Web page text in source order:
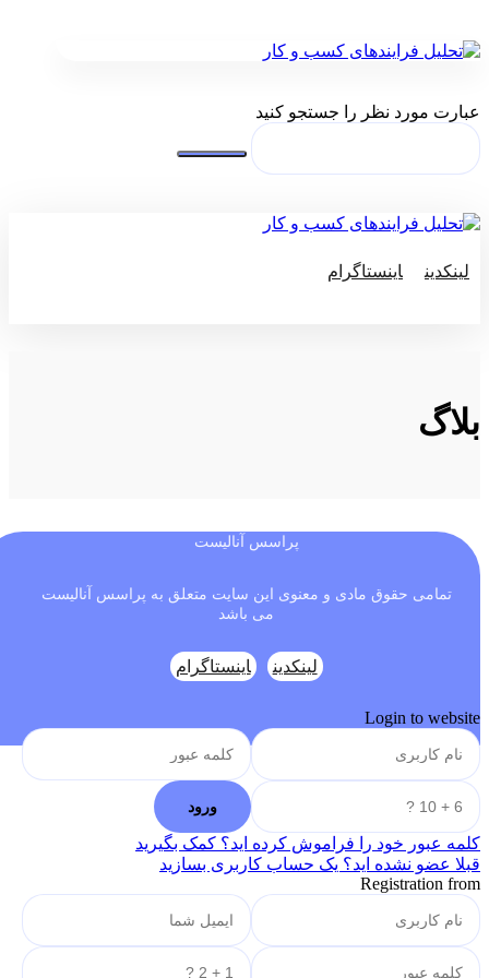
عبارت مورد نظر را جستجو کنید
لینکدین
اینستاگرام
بلاگ
پراسس آنالیست
تمامی حقوق مادی و معنوی این سایت متعلق به پراسس آنالیست
می باشد
لینکدین اینستاگرام
Login to website
کلمه عبور خود را فراموش کرده اید؟ کمک بگیرید
قبلا عضو نشده اید؟ یک حساب کاربری بسازید
Registration from